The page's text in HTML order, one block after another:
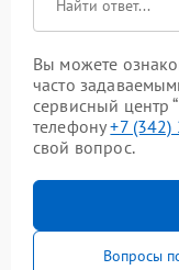
Вы можете
часто
сервисный центр
телефону+7
свой вопрос.
Вопросы